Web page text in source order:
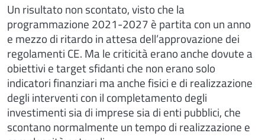
Un risultato non scontato, visto che la
programmazione 2021-2027 è partita con un anno
e mezzo di ritardo in attesa dell’approvazione dei
regolamenti CE. Ma le criticità erano anche dovute a
obiettivi e target sfidanti che non erano solo
indicatori finanziari ma anche fisici e di realizzazione
degli interventi con il completamento degli
investimenti sia di imprese sia di enti pubblici, che
scontano normalmente un tempo di realizzazione e